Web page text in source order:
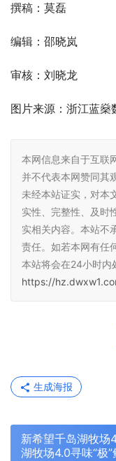
撰稿：莫磊
编辑：邵晓岚
审核：刘晓龙
图片来源：浙江蓝燊
本网信息来自于互联
并不代表本网赞同其
未经本站证实，对本
实性、完整性、及时
实相关内容。本站不
责任。如若本网有任
本站将会在24小时内
https://
生成海报
新希望千岛湖牧场
湖牧场4.0寻味“极”